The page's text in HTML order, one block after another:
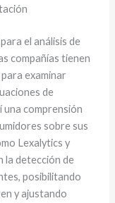
el análisis de
compañías tienen
examinar
de
comprensión
sobre sus
Lexalytics y
la detección de
posibilitando
y ajustando